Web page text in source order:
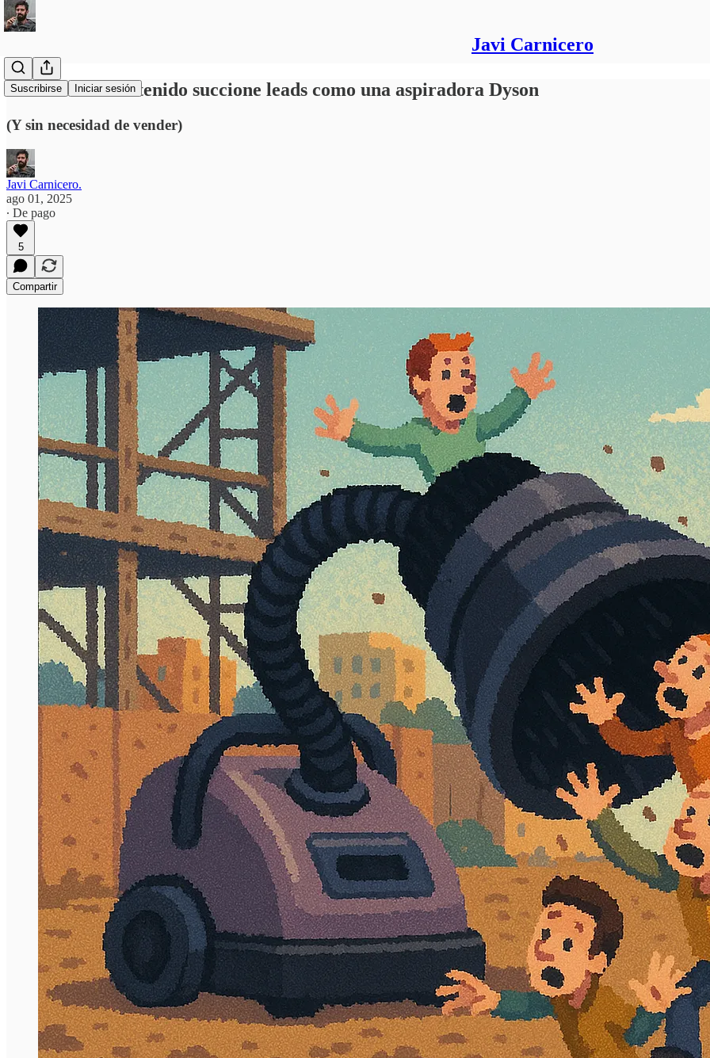
Javi Carnicero
Suscribirse Iniciar sesión
Cómo crear contenido succione leads como una aspiradora Dyson
(Y sin necesidad de vender)
Javi Carnicero.
ago 01, 2025
∙ De pago
5
Compartir